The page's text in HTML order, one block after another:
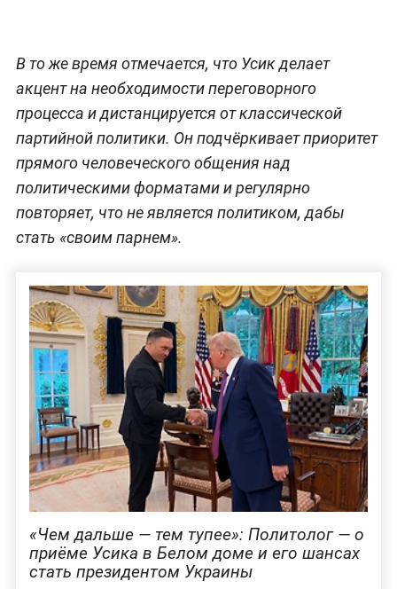
В то же время отмечается, что Усик делает
акцент на необходимости переговорного
процесса и дистанцируется от классической
партийной политики. Он подчёркивает приоритет
прямого человеческого общения над
политическими форматами и регулярно
повторяет, что не является политиком, дабы
стать «своим парнем».
«Чем дальше — тем тупее»: Политолог — о
приёме Усика в Белом доме и его шансах
стать президентом Украины